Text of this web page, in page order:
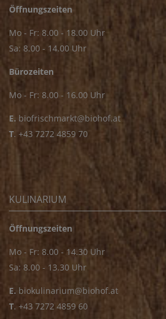
Öffnungszeiten
Mo - Fr: 8.00 - 18.00 Uhr
Sa: 8.00 - 14.00 Uhr
Bürozeiten
Mo - Fr: 8.00 - 16.00 Uhr
E. biofrischmarkt@biohof.at
T. +43 7272 4859 70
KULINARIUM
Öffnungszeiten
Mo - Fr: 8.00 - 14.30 Uhr
Sa: 8.00 - 13.30 Uhr
E. biokulinarium@biohof.at
T. +43 7272 4859 60